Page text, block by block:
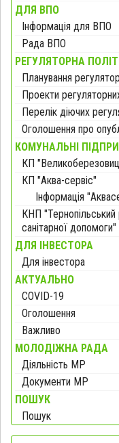
ДЛЯ ВПО
Інформація для ВПО
Рада ВПО
РЕГУЛЯТОРНА
Планування
Проекти
Перелік діючих
Оголошення про
КОМУНАЛЬНІ
КП
КП "Аква-сервіс"
Інформація
КНП
санітарної допомоги"
ДЛЯ ІНВЕСТОРА
Для інвестора
АКТУАЛЬНО
COVID-19
Оголошення
Важливо
МОЛОДІЖНА РАДА
Діяльність МР
Документи МР
ПОШУК
Пошук